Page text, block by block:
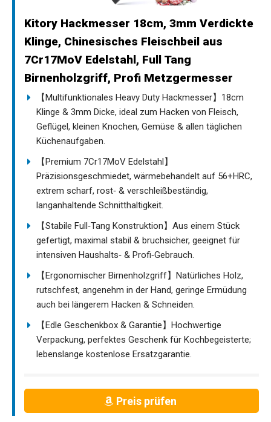
Kitory Hackmesser 18cm, 3mm Verdickte
Klinge, Chinesisches Fleischbeil aus
7Cr17MoV Edelstahl, Full Tang
Birnenholzgriff, Profi Metzgermesser
【Multifunktionales Heavy Duty Hackmesser】18cm
Klinge & 3mm Dicke, ideal zum Hacken von Fleisch,
Geflügel, kleinen Knochen, Gemüse & allen täglichen
Küchenaufgaben.
【Premium 7Cr17MoV Edelstahl】
Präzisionsgeschmiedet, wärmebehandelt auf 56+HRC,
extrem scharf, rost‑ & verschleißbeständig,
langanhaltende Schnitthaltigkeit.
【Stabile Full‑Tang Konstruktion】Aus einem Stück
gefertigt, maximal stabil & bruchsicher, geeignet für
intensiven Haushalts‑ & Profi‑Gebrauch.
【Ergonomischer Birnenholzgriff】Natürliches Holz,
rutschfest, angenehm in der Hand, geringe Ermüdung
auch bei längerem Hacken & Schneiden.
【Edle Geschenkbox & Garantie】Hochwertige
Verpackung, perfektes Geschenk für Kochbegeisterte;
lebenslange kostenlose Ersatzgarantie.
Preis prüfen